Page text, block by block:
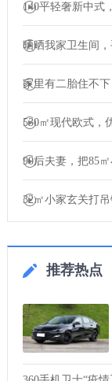
140平轻奢新中式
晒晒我家卫生间
家里有二胎住不
530㎡现代欧式，
90后夫妻，把85
32㎡小家玄关打
推荐热点